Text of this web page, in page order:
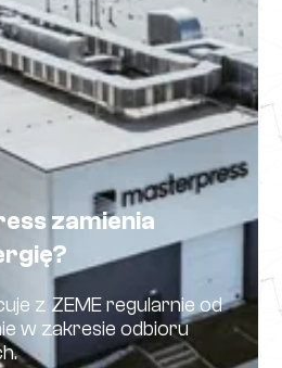
zamienia
z ZEME regularnie od
w zakresie odbioru